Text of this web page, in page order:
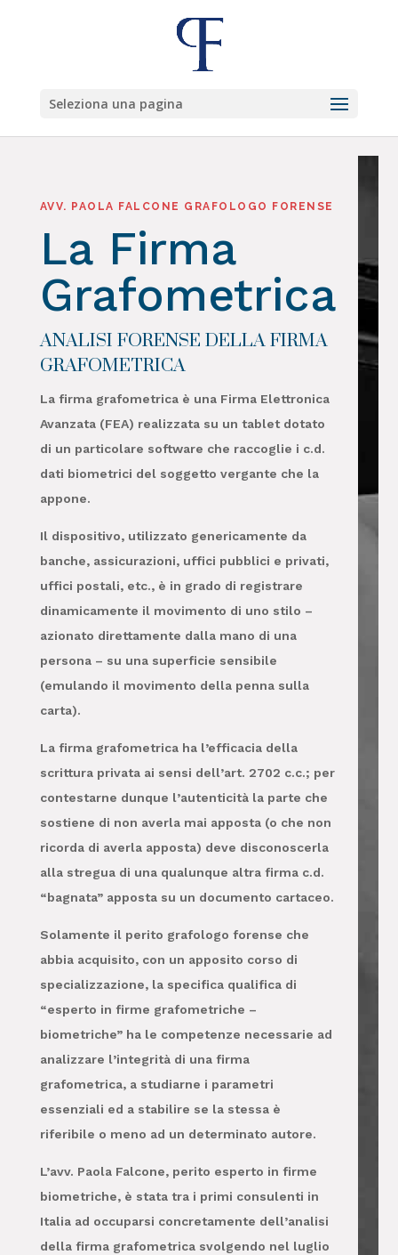
Seleziona una pagina
AVV. PAOLA FALCONE GRAFOLOGO FORENSE
La Firma
Grafometrica
ANALISI FORENSE DELLA FIRMA
GRAFOMETRICA
La firma grafometrica è una Firma Elettronica
Avanzata (FEA) realizzata su un tablet dotato
di un particolare software che raccoglie i c.d.
dati biometrici del soggetto vergante che la
appone.
Il dispositivo, utilizzato genericamente da
banche, assicurazioni, uffici pubblici e privati,
uffici postali, etc., è in grado di registrare
dinamicamente il movimento di uno stilo –
azionato direttamente dalla mano di una
persona – su una superficie sensibile
(emulando il movimento della penna sulla
carta).
La firma grafometrica ha l’efficacia della
scrittura privata ai sensi dell’art. 2702 c.c.; per
contestarne dunque l’autenticità la parte che
sostiene di non averla mai apposta (o che non
ricorda di averla apposta) deve disconoscerla
alla stregua di una qualunque altra firma c.d.
“bagnata” apposta su un documento cartaceo.
Solamente il perito grafologo forense che
abbia acquisito, con un apposito corso di
specializzazione, la specifica qualifica di
“esperto in firme grafometriche –
biometriche” ha le competenze necessarie ad
analizzare l’integrità di una firma
grafometrica, a studiarne i parametri
essenziali ed a stabilire se la stessa è
riferibile o meno ad un determinato autore.
L’avv. Paola Falcone, perito esperto in firme
biometriche, è stata tra i primi consulenti in
Italia ad occuparsi concretamente dell’analisi
della firma grafometrica svolgendo nel luglio